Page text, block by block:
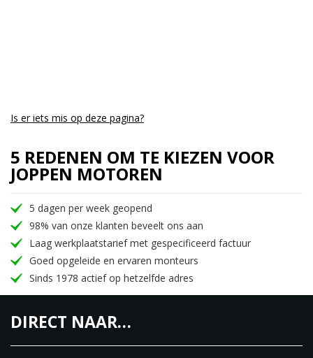
Is er iets mis op deze pagina?
5 REDENEN OM TE KIEZEN VOOR
JOPPEN MOTOREN
5 dagen per week geopend
98% van onze klanten beveelt ons aan
Laag werkplaatstarief met gespecificeerd factuur
Goed opgeleide en ervaren monteurs
Sinds 1978 actief op hetzelfde adres
DIRECT NAAR…